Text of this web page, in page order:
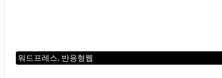
워드프레스, 반응형웹